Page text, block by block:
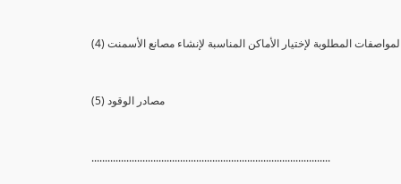
والمواصفات المطلوبة لإختيار الأماكن المناسبة لإنشاء مصانع الأسمنت
(5) مصادر الوقود
.........................................................................................